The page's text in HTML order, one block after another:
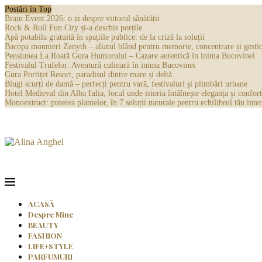
Postări în Top
Brain Event 2026: o zi despre viitorul sănătății
Rock & Roll Fun City și-a deschis porțile
Apă potabila gratuită în spațiile publice: de la criză la soluții
Bacopa monnieri Zenyth – aliatul blând pentru memorie, concentrare și
Pensiunea La Roată Gura Humorului – Cazare autentică în inima Bucovinei
Festivalul Trufelor: Aventură culinară în inima Bucovinei
Gura Portiței Resort, paradisul dintre mare și deltă
Blugi scurți de damă – perfecți pentru vară, festivaluri și plimbări urbane
Hotel Medieval din Alba Iulia, locul unde istoria întâlnește eleganța și
Monoextract: puterea plantelor, în 7 soluții naturale pentru echilibrul tău
ACASĂ
Despre Mine
BEAUTY
FASHION
LIFE+STYLE
PARFUMURI